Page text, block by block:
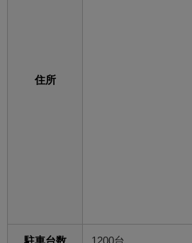
住所
駐車台数 1200台